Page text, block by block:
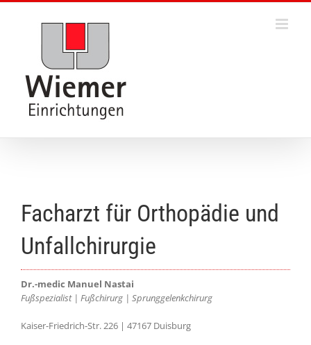
Skip
Facharzt für Orthopädie und
Unfallchirurgie
Dr.-medic Manuel Nastai
Fußspezialist | Fußchirurg | Sprunggelenkchirurg
Kaiser-Friedrich-Str. 226 | 47167 Duisburg